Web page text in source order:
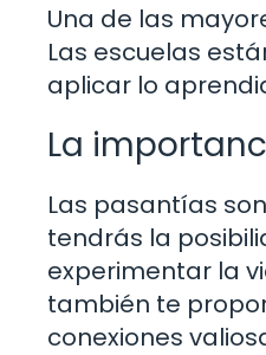
Una de las
Las escuelas
aplicar lo
La
Las pasantías
tendrás la
experimentar la
también te
conexiones